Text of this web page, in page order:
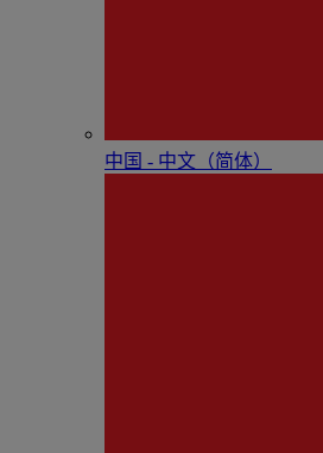
中国 - 中⽂（简体）